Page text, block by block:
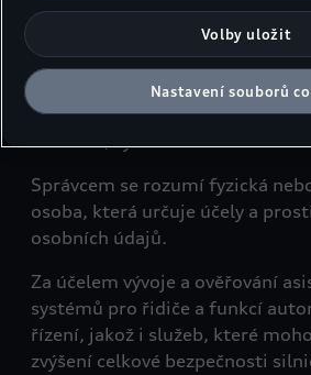
shromažďování,
strukturování, uchovávání,
pozměňování, vyhledávání,
sdělování předáváním, šíření
zpřístupňování, srovnávání
omezení, výmaz nebo zničení.
Správcem se rozumí fyzická
osoba, která určuje účely a
osobních údajů.
Za účelem vývoje a ověřování
systémů pro řidiče a funkcí
řízení, jakož i služeb, které
zvýšení celkové bezpečnosti
poskytovatelům služeb v USA,
souladu s čl. 49 odst. 1 písm. a) GDPR
osobních údajů obsažených v
Podrobnosti k souborům cookie
Analytics najdete v Nastavení souborů
stránky nebo na jak Google zpracovává
můžete kdykoli udělit, odmítnout nebo
republika s.r.o. Podrobné informace o
naleznete v Zásadách používání
Nastavení souborů cookie. Nastavení
osobní údaje
Volby uložit
Nastavení souborů